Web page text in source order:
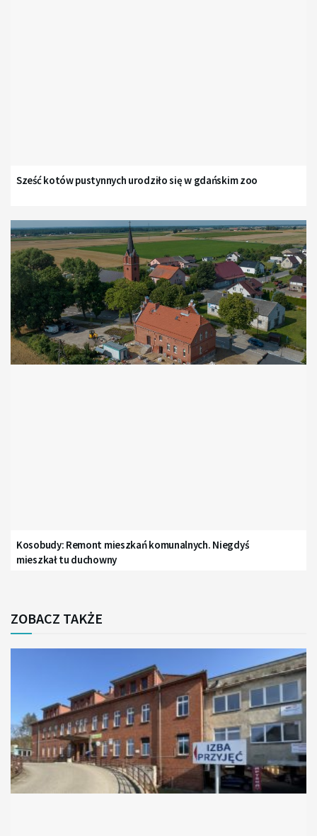
Sześć kotów pustynnych urodziło się w gdańskim zoo
Kosobudy: Remont mieszkań komunalnych. Niegdyś
mieszkał tu duchowny
ZOBACZ TAKŻE